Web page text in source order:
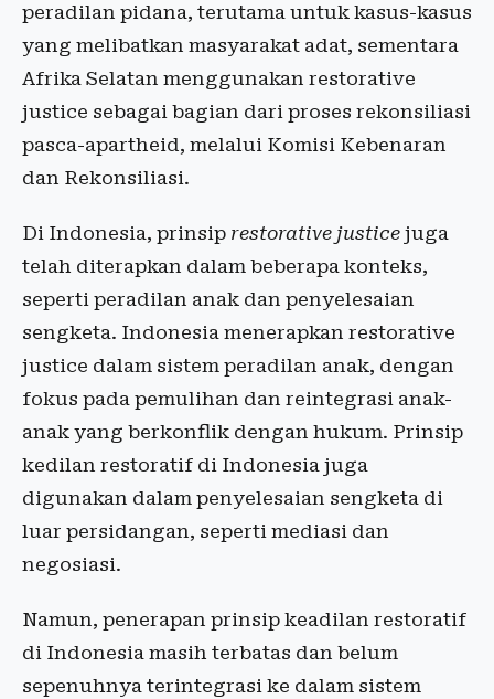
peradilan pidana, terutama untuk kasus-kasus
yang melibatkan masyarakat adat, sementara
Afrika Selatan menggunakan restorative
justice sebagai bagian dari proses rekonsiliasi
pasca-apartheid, melalui Komisi Kebenaran
dan Rekonsiliasi.
Di Indonesia, prinsip restorative justice juga
telah diterapkan dalam beberapa konteks,
seperti peradilan anak dan penyelesaian
sengketa. Indonesia menerapkan restorative
justice dalam sistem peradilan anak, dengan
fokus pada pemulihan dan reintegrasi anak-
anak yang berkonflik dengan hukum. Prinsip
kedilan restoratif di Indonesia juga
digunakan dalam penyelesaian sengketa di
luar persidangan, seperti mediasi dan
negosiasi.
Namun, penerapan prinsip keadilan restoratif
di Indonesia masih terbatas dan belum
sepenuhnya terintegrasi ke dalam sistem